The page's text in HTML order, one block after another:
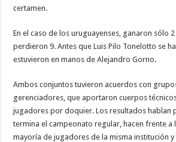
certamen.
En el caso de los uruguayenses, ganaron sólo
perdieron 9. Antes que Luis Pilo Tonelotto se
estuvieron en manos de Alejandro Gorno.
Ambos conjuntos tuvieron acuerdos con
gerenciadores, que aportaron cuerpos
jugadores por doquier. Los resultados hablan
termina el campeonato regular, hacen frente a
mayoría de jugadores de la misma institución y